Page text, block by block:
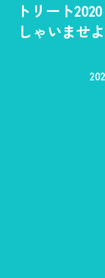
トリート
しゃいませ